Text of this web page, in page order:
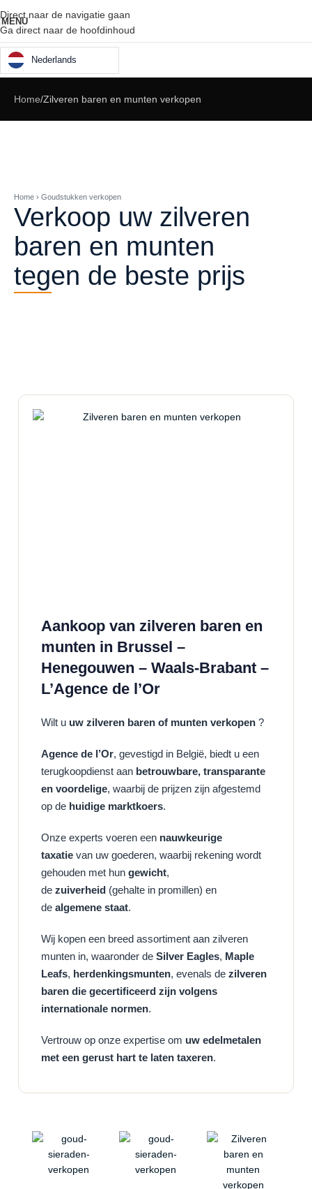
Direct naar de navigatie gaan
Ga direct naar de hoofdinhoud
MENU
Nederlands
Home Zilveren baren en munten verkopen
Home › Goudstukken verkopen
Verkoop uw zilveren
baren en munten
tegen de beste prijs
Aankoop van zilveren baren en
munten in Brussel –
Henegouwen – Waals-Brabant –
L’Agence de l’Or
Wilt u uw zilveren baren of munten verkopen ?
Agence de l’Or, gevestigd in België, biedt u een
terugkoopdienst aan betrouwbare, transparante
en voordelige, waarbij de prijzen zijn afgestemd
op de huidige marktkoers.
Onze experts voeren een nauwkeurige
taxatie van uw goederen, waarbij rekening wordt
gehouden met hun gewicht,
de zuiverheid (gehalte in promillen) en
de algemene staat.
Wij kopen een breed assortiment aan zilveren
munten in, waaronder de Silver Eagles, Maple
Leafs, herdenkingsmunten, evenals de zilveren
baren die gecertificeerd zijn volgens
internationale normen.
Vertrouw op onze expertise om uw edelmetalen
met een gerust hart te laten taxeren.